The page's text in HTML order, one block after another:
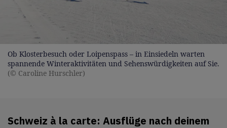
Ob Klosterbesuch oder Loipenspass – in Einsiedeln warten
spannende Winteraktivitäten und Sehenswürdigkeiten auf Sie.
(© Caroline Hurschler)
Schweiz à la carte: Ausflüge nach deinem